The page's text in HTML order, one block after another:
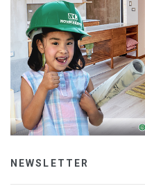
NEWSLETTER